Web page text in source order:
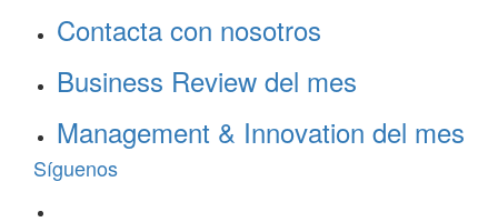
Contacta con nosotros
Business Review del mes
Management & Innovation del mes
Síguenos